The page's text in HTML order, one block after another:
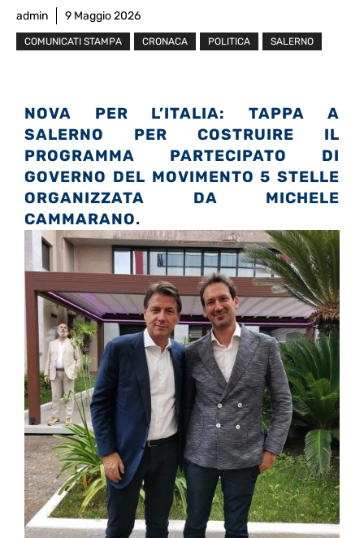
admin 9 Maggio 2026
COMUNICATI STAMPA CRONACA POLITICA SALERNO
NOVA PER L’ITALIA: TAPPA A
SALERNO PER COSTRUIRE IL
PROGRAMMA PARTECIPATO DI
GOVERNO DEL MOVIMENTO 5 STELLE
ORGANIZZATA DA MICHELE
CAMMARANO.